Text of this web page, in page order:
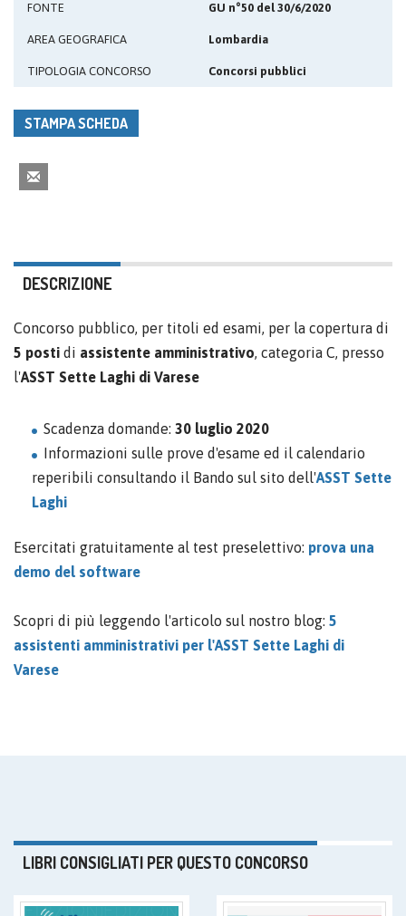
FONTE GU n°50 del 30/6/2020
AREA GEOGRAFICA Lombardia
TIPOLOGIA CONCORSO Concorsi pubblici
STAMPA SCHEDA
DESCRIZIONE
Concorso pubblico, per titoli ed esami, per la copertura di
5 posti di assistente amministrativo, categoria C, presso
l'ASST Sette Laghi di Varese
Scadenza domande: 30 luglio 2020
Informazioni sulle prove d'esame ed il calendario
reperibili consultando il Bando sul sito dell'ASST Sette
Laghi
Esercitati gratuitamente al test preselettivo: prova una
demo del software
Scopri di più leggendo l'articolo sul nostro blog: 5
assistenti amministrativi per l'ASST Sette Laghi di
Varese
LIBRI CONSIGLIATI PER QUESTO CONCORSO